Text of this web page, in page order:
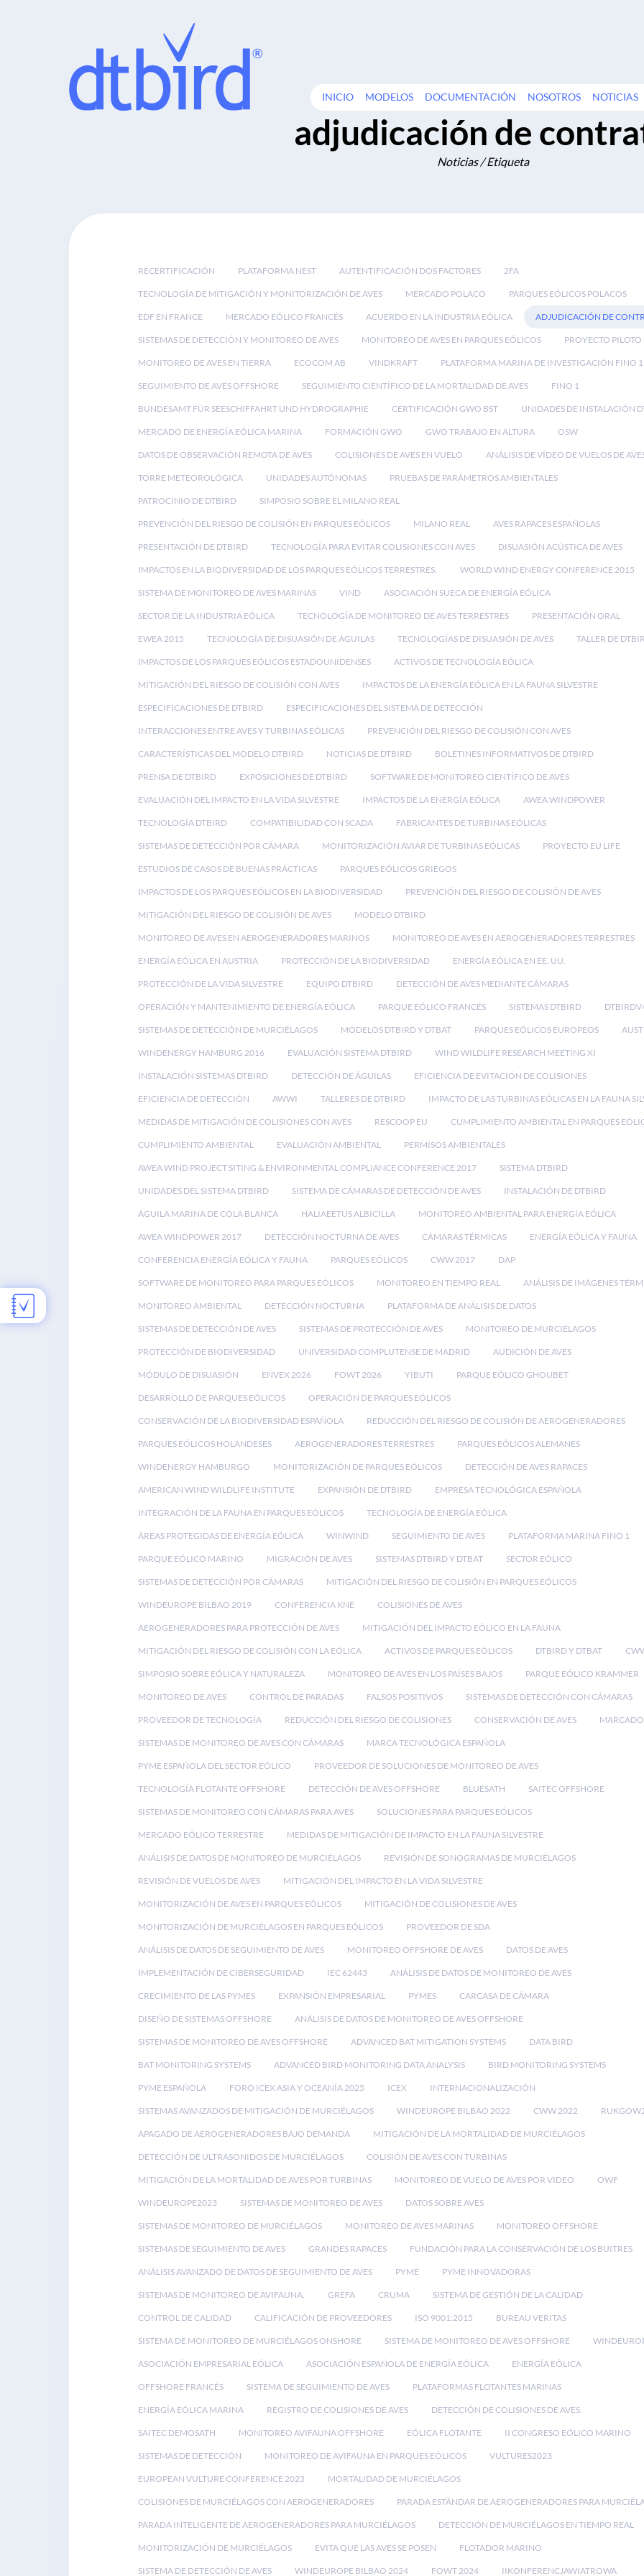
INICIO MODELOS DOCUMENTACIÓN NOSOTROS NOTICIAS
adjudicación de
Noticias / Etiqueta
RECERTIFICACIÓN PLATAFORMA NEST AUTENTIFICACIÓN DOS FACTORES 2FA
TECNOLOGÍA DE MITIGACIÓN Y MONITORIZACIÓN DE AVES MERCADO POLACO PARQUES EÓLICOS POLACOS
EDF EN FRANCE MERCADO EÓLICO FRANCÉS ACUERDO EN LA INDUSTRIA EÓLICA ADJUDICACIÓN DE
SISTEMAS DE DETECCIÓN Y MONITOREO DE AVES MONITOREO DE AVES EN PARQUES EÓLICOS PROYECTO PILOTO
MONITOREO DE AVES EN TIERRA ECOCOM AB VINDKRAFT PLATAFORMA MARINA DE INVESTIGACIÓN FINO 1
SEGUIMIENTO DE AVES OFFSHORE SEGUIMIENTO CIENTÍFICO DE LA MORTALIDAD DE AVES FINO 1
BUNDESAMT FÜR SEESCHIFFAHRT UND HYDROGRAPHIE CERTIFICACIÓN GWO BST UNIDADES DE INSTALACIÓN
MERCADO DE ENERGÍA EÓLICA MARINA FORMACIÓN GWO GWO TRABAJO EN ALTURA OSW
DATOS DE OBSERVACIÓN REMOTA DE AVES COLISIONES DE AVES EN VUELO ANÁLISIS DE VÍDEO DE VUELOS DE
TORRE METEOROLÓGICA UNIDADES AUTÓNOMAS PRUEBAS DE PARÁMETROS AMBIENTALES
PATROCINIO DE DTBIRD SIMPOSIO SOBRE EL MILANO REAL
PREVENCIÓN DEL RIESGO DE COLISIÓN EN PARQUES EÓLICOS MILANO REAL AVES RAPACES ESPAÑOLAS
PRESENTACIÓN DE DTBIRD TECNOLOGÍA PARA EVITAR COLISIONES CON AVES DISUASIÓN ACÚSTICA DE AVES
IMPACTOS EN LA BIODIVERSIDAD DE LOS PARQUES EÓLICOS TERRESTRES. WORLD WIND ENERGY CONFERENCE 2015
SISTEMA DE MONITOREO DE AVES MARINAS VIND ASOCIACIÓN SUECA DE ENERGÍA EÓLICA
SECTOR DE LA INDUSTRIA EÓLICA TECNOLOGÍA DE MONITOREO DE AVES TERRESTRES PRESENTACIÓN ORAL
EWEA 2015 TECNOLOGÍA DE DISUASIÓN DE ÁGUILAS TECNOLOGÍAS DE DISUASIÓN DE AVES TALLER DE
IMPACTOS DE LOS PARQUES EÓLICOS ESTADOUNIDENSES ACTIVOS DE TECNOLOGÍA EÓLICA
MITIGACIÓN DEL RIESGO DE COLISIÓN CON AVES IMPACTOS DE LA ENERGÍA EÓLICA EN LA FAUNA SILVESTRE
ESPECIFICACIONES DE DTBIRD ESPECIFICACIONES DEL SISTEMA DE DETECCIÓN
INTERACCIONES ENTRE AVES Y TURBINAS EÓLICAS PREVENCIÓN DEL RIESGO DE COLISIÓN CON AVES
CARACTERÍSTICAS DEL MODELO DTBIRD NOTICIAS DE DTBIRD BOLETINES INFORMATIVOS DE DTBIRD
PRENSA DE DTBIRD EXPOSICIONES DE DTBIRD SOFTWARE DE MONITOREO CIENTÍFICO DE AVES
EVALUACIÓN DEL IMPACTO EN LA VIDA SILVESTRE IMPACTOS DE LA ENERGÍA EÓLICA AWEA WINDPOWER
TECNOLOGÍA DTBIRD COMPATIBILIDAD CON SCADA FABRICANTES DE TURBINAS EÓLICAS
SISTEMAS DE DETECCIÓN POR CÁMARA MONITORIZACIÓN AVIAR DE TURBINAS EÓLICAS PROYECTO EU LIFE
ESTUDIOS DE CASOS DE BUENAS PRÁCTICAS PARQUES EÓLICOS GRIEGOS
IMPACTOS DE LOS PARQUES EÓLICOS EN LA BIODIVERSIDAD PREVENCIÓN DEL RIESGO DE COLISIÓN DE AVES
MITIGACIÓN DEL RIESGO DE COLISIÓN DE AVES MODELO DTBIRD
MONITOREO DE AVES EN AEROGENERADORES MARINOS MONITOREO DE AVES EN AEROGENERADORES TERRESTRES
ENERGÍA EÓLICA EN AUSTRIA PROTECCIÓN DE LA BIODIVERSIDAD ENERGÍA EÓLICA EN EE. UU.
PROTECCIÓN DE LA VIDA SILVESTRE EQUIPO DTBIRD DETECCIÓN DE AVES MEDIANTE CÁMARAS
OPERACIÓN Y MANTENIMIENTO DE ENERGÍA EÓLICA PARQUE EÓLICO FRANCÉS SISTEMAS DTBIRD
SISTEMAS DE DETECCIÓN DE MURCIÉLAGOS MODELOS DTBIRD Y DTBAT PARQUES EÓLICOS EUROPEOS
WINDENERGY HAMBURG 2016 EVALUACIÓN SISTEMA DTBIRD WIND WILDLIFE RESEARCH MEETING XI
INSTALACIÓN SISTEMAS DTBIRD DETECCIÓN DE ÁGUILAS EFICIENCIA DE EVITACIÓN DE COLISIONES
EFICIENCIA DE DETECCIÓN AWWI TALLERES DE DTBIRD IMPACTO DE LAS TURBINAS EÓLICAS EN LA FAUNA
MEDIDAS DE MITIGACIÓN DE COLISIONES CON AVES RESCOOP EU CUMPLIMIENTO AMBIENTAL EN PARQUES
CUMPLIMIENTO AMBIENTAL EVALUACIÓN AMBIENTAL PERMISOS AMBIENTALES
AWEA WIND PROJECT SITING & ENVIRONMENTAL COMPLIANCE CONFERENCE 2017 SISTEMA DTBIRD
UNIDADES DEL SISTEMA DTBIRD SISTEMA DE CÁMARAS DE DETECCIÓN DE AVES INSTALACIÓN DE DTBIRD
ÁGUILA MARINA DE COLA BLANCA HALIAEETUS ALBICILLA MONITOREO AMBIENTAL PARA ENERGÍA EÓLICA
AWEA WINDPOWER 2017 DETECCIÓN NOCTURNA DE AVES CÁMARAS TÉRMICAS ENERGÍA EÓLICA Y FAUNA
CONFERENCIA ENERGÍA EÓLICA Y FAUNA PARQUES EÓLICOS CWW 2017 DAP
SOFTWARE DE MONITOREO PARA PARQUES EÓLICOS MONITOREO EN TIEMPO REAL ANÁLISIS DE IMÁGENES
MONITOREO AMBIENTAL DETECCIÓN NOCTURNA PLATAFORMA DE ANÁLISIS DE DATOS
SISTEMAS DE DETECCIÓN DE AVES SISTEMAS DE PROTECCIÓN DE AVES MONITOREO DE MURCIÉLAGOS
PROTECCIÓN DE BIODIVERSIDAD UNIVERSIDAD COMPLUTENSE DE MADRID AUDICIÓN DE AVES
MÓDULO DE DISUASIÓN ENVEX 2026 FOWT 2026 YIBUTI PARQUE EÓLICO GHOUBET
DESARROLLO DE PARQUES EÓLICOS OPERACIÓN DE PARQUES EÓLICOS
CONSERVACIÓN DE LA BIODIVERSIDAD ESPAÑOLA REDUCCIÓN DEL RIESGO DE COLISIÓN DE AEROGENERADORES
PARQUES EÓLICOS HOLANDESES AEROGENERADORES TERRESTRES PARQUES EÓLICOS ALEMANES
WINDENERGY HAMBURGO MONITORIZACIÓN DE PARQUES EÓLICOS DETECCIÓN DE AVES RAPACES
AMERICAN WIND WILDLIFE INSTITUTE EXPANSIÓN DE DTBIRD EMPRESA TECNOLÓGICA ESPAÑOLA
INTEGRACIÓN DE LA FAUNA EN PARQUES EÓLICOS TECNOLOGÍA DE ENERGÍA EÓLICA
ÁREAS PROTEGIDAS DE ENERGÍA EÓLICA WINWIND SEGUIMIENTO DE AVES PLATAFORMA MARINA FINO 1
PARQUE EÓLICO MARINO MIGRACIÓN DE AVES SISTEMAS DTBIRD Y DTBAT SECTOR EÓLICO
SISTEMAS DE DETECCIÓN POR CÁMARAS MITIGACIÓN DEL RIESGO DE COLISIÓN EN PARQUES EÓLICOS
WINDEUROPE BILBAO 2019 CONFERENCIA KNE COLISIONES DE AVES
AEROGENERADORES PARA PROTECCIÓN DE AVES MITIGACIÓN DEL IMPACTO EÓLICO EN LA FAUNA
MITIGACIÓN DEL RIESGO DE COLISIÓN CON LA EÓLICA ACTIVOS DE PARQUES EÓLICOS DTBIRD Y DTBAT
SIMPOSIO SOBRE EÓLICA Y NATURALEZA MONITOREO DE AVES EN LOS PAÍSES BAJOS PARQUE EÓLICO KRAMMER
MONITOREO DE AVES CONTROL DE PARADAS FALSOS POSITIVOS SISTEMAS DE DETECCIÓN CON CÁMARAS
PROVEEDOR DE TECNOLOGÍA REDUCCIÓN DEL RIESGO DE COLISIONES CONSERVACIÓN DE AVES MARCADO
SISTEMAS DE MONITOREO DE AVES CON CÁMARAS MARCA TECNOLÓGICA ESPAÑOLA
PYME ESPAÑOLA DEL SECTOR EÓLICO PROVEEDOR DE SOLUCIONES DE MONITOREO DE AVES
TECNOLOGÍA FLOTANTE OFFSHORE DETECCIÓN DE AVES OFFSHORE BLUESATH SAITEC OFFSHORE
SISTEMAS DE MONITOREO CON CÁMARAS PARA AVES SOLUCIONES PARA PARQUES EÓLICOS
MERCADO EÓLICO TERRESTRE MEDIDAS DE MITIGACIÓN DE IMPACTO EN LA FAUNA SILVESTRE
ANÁLISIS DE DATOS DE MONITOREO DE MURCIÉLAGOS REVISIÓN DE SONOGRAMAS DE MURCIÉLAGOS
REVISIÓN DE VUELOS DE AVES MITIGACIÓN DEL IMPACTO EN LA VIDA SILVESTRE
MONITORIZACIÓN DE AVES EN PARQUES EÓLICOS MITIGACIÓN DE COLISIONES DE AVES
MONITORIZACIÓN DE MURCIÉLAGOS EN PARQUES EÓLICOS PROVEEDOR DE SDA
ANÁLISIS DE DATOS DE SEGUIMIENTO DE AVES MONITOREO OFFSHORE DE AVES DATOS DE AVES
IMPLEMENTACIÓN DE CIBERSEGURIDAD IEC 62443 ANÁLISIS DE DATOS DE MONITOREO DE AVES
CRECIMIENTO DE LAS PYMES EXPANSIÓN EMPRESARIAL PYMES CARCASA DE CÁMARA
DISEÑO DE SISTEMAS OFFSHORE ANÁLISIS DE DATOS DE MONITOREO DE AVES OFFSHORE
SISTEMAS DE MONITOREO DE AVES OFFSHORE ADVANCED BAT MITIGATION SYSTEMS DATA BIRD
BAT MONITORING SYSTEMS ADVANCED BIRD MONITORING DATA ANALYSIS BIRD MONITORING SYSTEMS
PYME ESPAÑOLA FORO ICEX ASIA Y OCEANÍA 2025 ICEX INTERNACIONALIZACIÓN
SISTEMAS AVANZADOS DE MITIGACIÓN DE MURCIÉLAGOS WINDEUROPE BILBAO 2022 CWW 2022
APAGADO DE AEROGENERADORES BAJO DEMANDA MITIGACIÓN DE LA MORTALIDAD DE MURCIÉLAGOS
DETECCIÓN DE ULTRASONIDOS DE MURCIÉLAGOS COLISIÓN DE AVES CON TURBINAS
MITIGACIÓN DE LA MORTALIDAD DE AVES POR TURBINAS MONITOREO DE VUELO DE AVES POR VIDEO OWF
WINDEUROPE2023 SISTEMAS DE MONITOREO DE AVES DATOS SOBRE AVES
SISTEMAS DE MONITOREO DE MURCIÉLAGOS MONITOREO DE AVES MARINAS MONITOREO OFFSHORE
SISTEMAS DE SEGUIMIENTO DE AVES GRANDES RAPACES FUNDACIÓN PARA LA CONSERVACIÓN DE LOS BUITRES
ANÁLISIS AVANZADO DE DATOS DE SEGUIMIENTO DE AVES PYME PYME INNOVADORAS
SISTEMAS DE MONITOREO DE AVIFAUNA. GREFA CRUMA SISTEMA DE GESTIÓN DE LA CALIDAD
CONTROL DE CALIDAD CALIFICACIÓN DE PROVEEDORES ISO 9001:2015 BUREAU VERITAS
SISTEMA DE MONITOREO DE MURCIÉLAGOS ONSHORE SISTEMA DE MONITOREO DE AVES OFFSHORE
ASOCIACIÓN EMPRESARIAL EÓLICA ASOCIACIÓN ESPAÑOLA DE ENERGÍA EÓLICA ENERGÍA EÓLICA
OFFSHORE FRANCÉS SISTEMA DE SEGUIMIENTO DE AVES PLATAFORMAS FLOTANTES MARINAS
ENERGÍA EÓLICA MARINA REGISTRO DE COLISIONES DE AVES DETECCIÓN DE COLISIONES DE AVES.
SAITEC DEMOSATH MONITOREO AVIFAUNA OFFSHORE EÓLICA FLOTANTE II CONGRESO EÓLICO MARINO
SISTEMAS DE DETECCIÓN MONITOREO DE AVIFAUNA EN PARQUES EÓLICOS VULTURES2023
EUROPEAN VULTURE CONFERENCE 2023 MORTALIDAD DE MURCIÉLAGOS
COLISIONES DE MURCIÉLAGOS CON AEROGENERADORES PARADA ESTÁNDAR DE AEROGENERADORES PARA
PARADA INTELIGENTE DE AEROGENERADORES PARA MURCIÉLAGOS DETECCIÓN DE MURCIÉLAGOS EN TIEMPO REAL
MONITORIZACIÓN DE MURCIÉLAGOS EVITA QUE LAS AVES SE POSEN FLOTADOR MARINO
SISTEMA DE DETECCIÓN DE AVES WINDEUROPE BILBAO 2024 FOWT 2024 IIKONFERENCJAWIATROWA